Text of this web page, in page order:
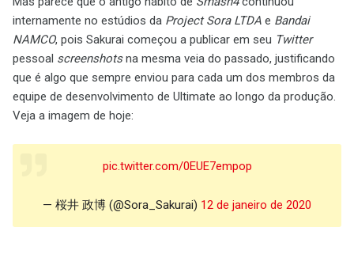
internamente no estúdios da Project Sora LTDA e Bandai
NAMCO, pois Sakurai começou a publicar em seu Twitter
pessoal screenshotsna mesma veia do passado, justificando
que é algo que sempre enviou para cada um dos membros da
equipe de desenvolvimento de Ultimate ao longo da produção.
Veja a imagem de hoje:
pic.twitter.com/0EUE7empop
— 桜井 政博 (@Sora_Sakurai) 12 de janeiro de 2020